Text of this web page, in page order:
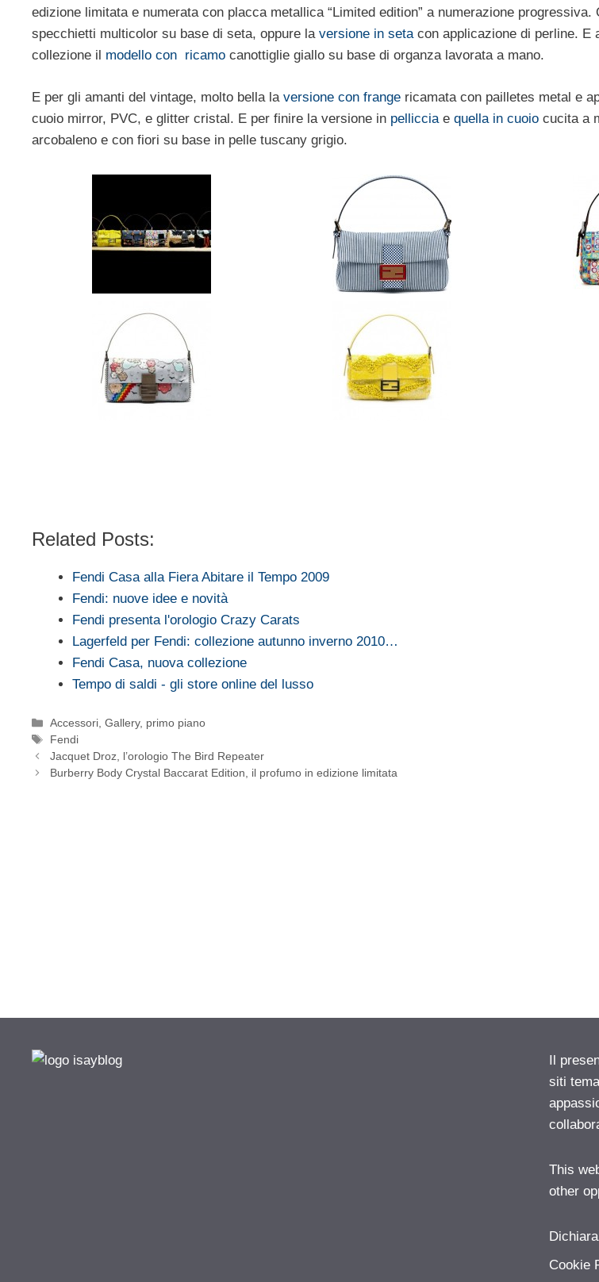
edizione limitata e numerata con placca metallica “Limited edition” a numerazione progressiva.
specchietti multicolor su base di seta, oppure la versione in setacon applicazione di perline. E
collezione il modello con ricamo canottiglie giallo su base di organza lavorata a mano.
E per gli amanti del vintage, molto bella la versione con frange ricamata con pailletes metal e
cuoio mirror, PVC, e glitter cristal. E per finire la versione in pelliccia e quella in cuoio cucita a
arcobaleno e con fiori su base in pelle tuscany grigio.
Related Posts:
Fendi Casa alla Fiera Abitare il Tempo 2009
Fendi: nuove idee e novità
Fendi presenta l'orologio Crazy Carats
Lagerfeld per Fendi: collezione autunno inverno 2010…
Fendi Casa, nuova collezione
Tempo di saldi - gli store online del lusso
Categorie
Accessori ,Gallery, primo piano
Tag
Fendi
Jacquet Droz, l’orologio The Bird Repeater
Burberry Body Crystal Baccarat Edition, il profumo in edizione limitata
Il
siti
This
other
Cookie